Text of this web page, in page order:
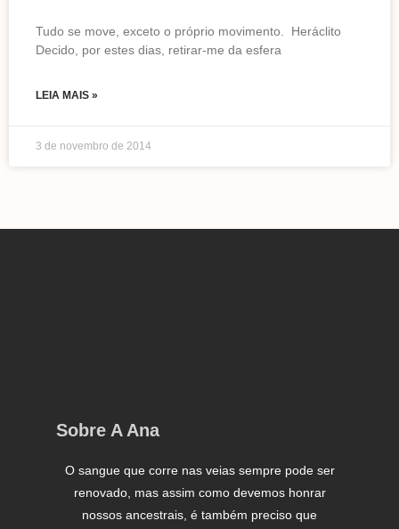
Tudo se move, exceto o próprio movimento. Heráclito
Decido, por estes dias, retirar-me da esfera
LEIA MAIS »
3 de novembro de 2014
Sobre A Ana
O sangue que corre nas veias sempre pode ser
renovado, mas assim como devemos honrar
nossos ancestrais, é também preciso que